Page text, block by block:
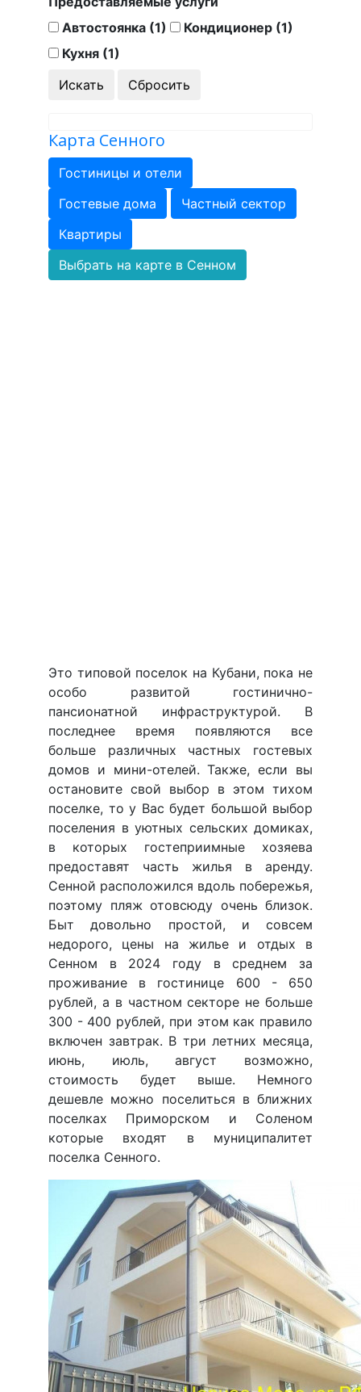
Автостоянка (1)
Кондиционер (1)
Кухня (1)
Карта Сенного
Гостиницы и отели
Гостевые дома
Частный сектор
Квартиры
Выбрать на карте в Сенном
Это типовой поселок на Кубани, пока не
особо развитой гостинично-
пансионатной инфраструктурой. В
последнее время появляются все
больше различных частных гостевых
домов и мини-отелей. Также, если вы
остановите свой выбор в этом тихом
поселке, то у Вас будет большой выбор
поселения в уютных сельских домиках,
в которых гостеприимные хозяева
предоставят часть жилья в аренду.
Сенной расположился вдоль побережья,
поэтому пляж отовсюду очень близок.
Быт довольно простой, и совсем
недорого, цены на жилье и отдых в
Сенном в 2024 году в среднем за
проживание в гостинице 600 - 650
рублей, а в частном секторе не больше
300 - 400 рублей, при этом как правило
включен завтрак. В три летних месяца,
июнь, июль, август возможно,
стоимость будет выше. Немного
дешевле можно поселиться в ближних
поселках Приморском и Соленом
которые входят в муниципалитет
поселка Сенного.